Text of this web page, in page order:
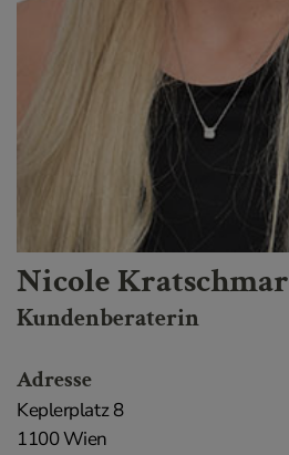
Nicole Kratschmar
Kundenberaterin
Adresse
Keplerplatz 8
1100 Wien